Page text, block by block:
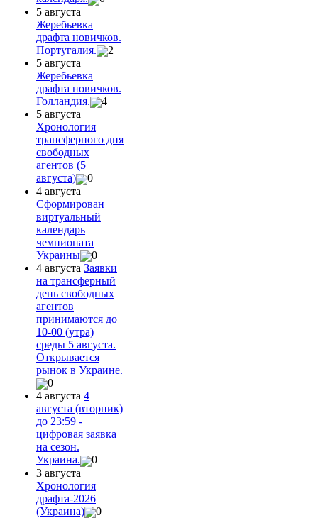
5 августа
Жеребьевка
драфта новичков.
Португалия.
2
5 августа
Жеребьевка
драфта новичков.
Голландия.
4
5 августа
Хронология
трансферного дня
свободных
агентов (5
августа)
0
4 августа
Сформирован
виртуальный
календарь
чемпионата
Украины
0
4 августа Заявки
на трансферный
день свободных
агентов
принимаются до
10-00 (утра)
среды 5 августа.
Открывается
рынок в Украине.
0
4 августа 4
августа (вторник)
до 23:59 -
цифровая заявка
на сезон.
Украина.
0
3 августа
Хронология
драфта-2026
(Украина)
0